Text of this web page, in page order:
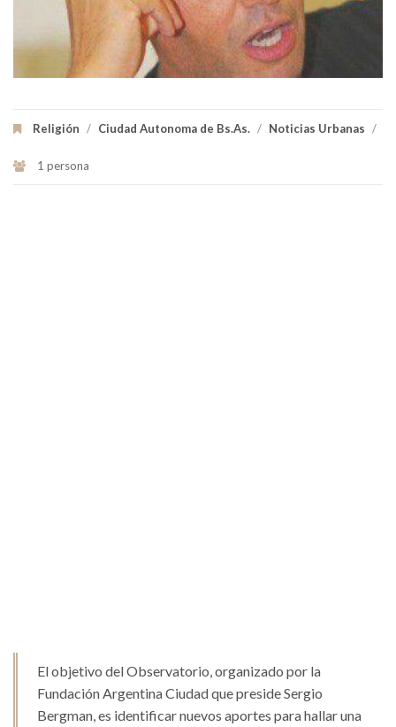
Religión / Ciudad Autonoma de Bs.As. / Noticias Urbanas /
1 persona
El objetivo del Observatorio, organizado por la
Fundación Argentina Ciudad que preside Sergio
Bergman, es identificar nuevos aportes para hallar una